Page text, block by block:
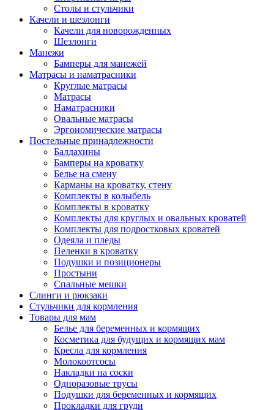
Столы и стульчики
Качели и шезлонги
Качели для новорожденных
Шезлонги
Манежи
Бамперы для манежей
Матрасы и наматрасники
Круглые матрасы
Матрасы
Наматрасники
Овальные матрасы
Эргономические матрасы
Постельные принадлежности
Балдахины
Бамперы на кроватку
Белье на смену
Карманы на кроватку, стену
Комплекты в колыбель
Комплекты в кроватку
Комплекты для круглых и овальных кроватей
Комплекты для подростковых кроватей
Одеяла и пледы
Пеленки в кроватку
Подушки и позиционеры
Простыни
Спальные мешки
Слинги и рюкзаки
Стульчики для кормления
Товары для мам
Белье для беременных и кормящих
Косметика для будущих и кормящих мам
Кресла для кормления
Молокоотсосы
Накладки на соски
Одноразовые трусы
Подушки для беременных и кормящих
Прокладки для груди